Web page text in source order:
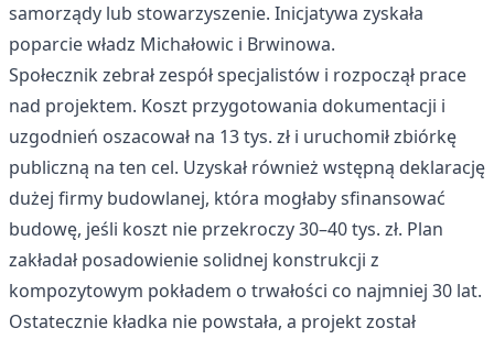
samorządy lub stowarzyszenie. Inicjatywa zyskała
poparcie władz Michałowic i Brwinowa.
Społecznik zebrał zespół specjalistów i rozpoczął prace
nad projektem. Koszt przygotowania dokumentacji i
uzgodnień oszacował na 13 tys. zł i uruchomił zbiórkę
publiczną na ten cel. Uzyskał również wstępną deklarację
dużej firmy budowlanej, która mogłaby sfinansować
budowę, jeśli koszt nie przekroczy 30–40 tys. zł. Plan
zakładał posadowienie solidnej konstrukcji z
kompozytowym pokładem o trwałości co najmniej 30 lat.
Ostatecznie kładka nie powstała, a projekt został